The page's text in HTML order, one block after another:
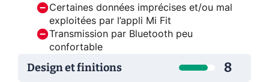
Certaines données imprécises et/ou mal
exploitées par l’appli Mi Fit
Transmission par Bluetooth peu
confortable
Design et finitions 8